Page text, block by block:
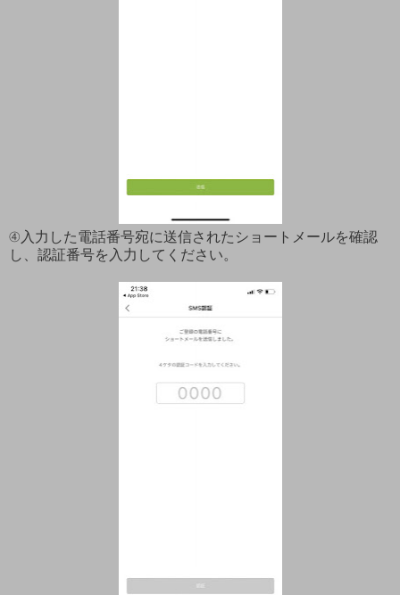
④入力した電話番号宛に送信されたショートメールを確認
し、認証番号を入力してください。